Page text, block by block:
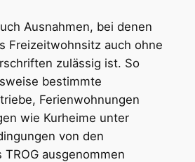
Ausnahmen, bei denen
Freizeitwohnsitz auch ohne
zulässig ist. So
bestimmte
Ferienwohnungen
wie Kurheime unter
von den
TROG ausgenommen